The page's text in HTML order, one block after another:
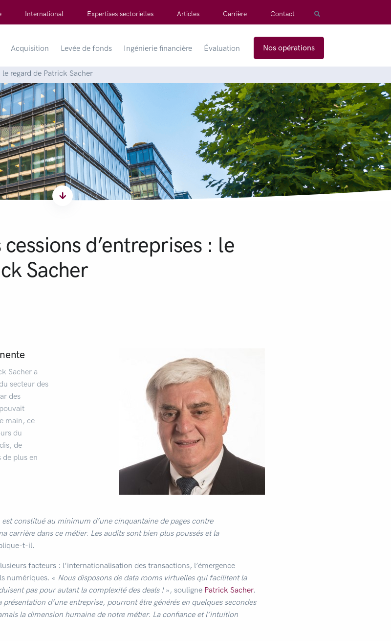
International Expertises sectorielles Articles Carrière Contact
Acquisition Levée de fonds Ingénierie financière Évaluation Nos opérations
le regard de Patrick Sacher
cessions d’entreprises : le
Sacher
Sacher a
secteur des
des
main, ce
du
de
de plus en
constitué au minimum d’une cinquantaine de pages contre
carrière dans ce métier. Les audits sont bien plus poussés et la
t-il.
facteurs : l’internationalisation des transactions, l’émergence
numériques. « Nous disposons de data rooms virtuelles qui facilitent la
pas pour autant la complexité des deals ! », souligne Patrick Sacher.
d’une entreprise, pourront être générés en quelques secondes
la dimension humaine de notre métier. La confiance et l’intuition